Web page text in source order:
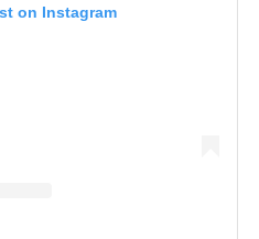
on Instagram